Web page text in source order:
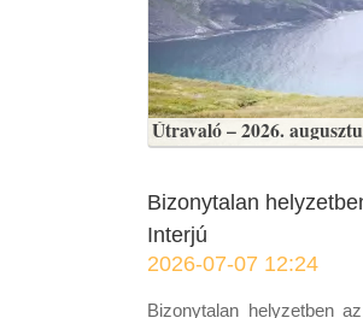
Útravaló – 2026.
Bizonytalan
Interjú
2026-07-07 12:24
Bizonytalan helyzetben